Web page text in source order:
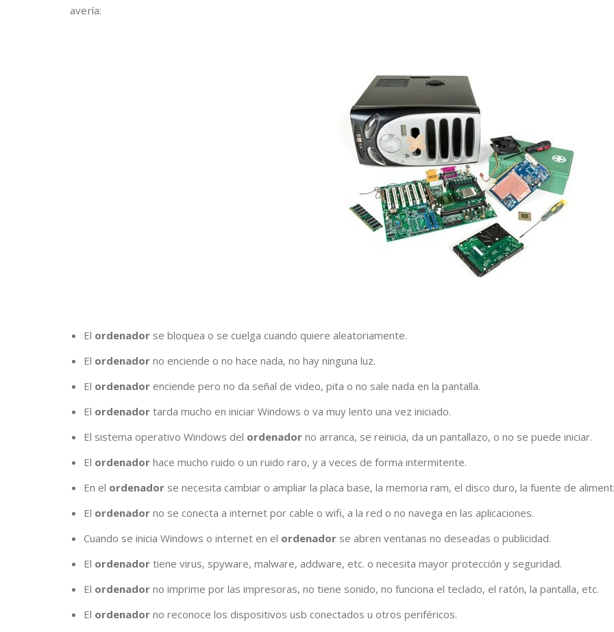
avería:
El ordenador se bloquea o se cuelga cuando quiere aleatoriamente.
El ordenador no enciende o no hace nada, no hay ninguna luz.
El ordenador enciende pero no da señal de video, pita o no sale nada en la pantalla.
El ordenador tarda mucho en iniciar Windows o va muy lento una vez iniciado.
El sistema operativo Windows del ordenador no arranca, se reinicia, da un pantallazo, o no se puede iniciar.
El ordenador hace mucho ruido o un ruido raro, y a veces de forma intermitente.
En el ordenador se necesita cambiar o ampliar la placa base, la memoria ram, el disco duro, la fuente de
El ordenador no se conecta a internet por cable o wifi, a la red o no navega en las aplicaciones.
Cuando se inicia Windows o internet en el ordenador se abren ventanas no deseadas o publicidad.
El ordenador tiene virus, spyware, malware, addware, etc. o necesita mayor protección y seguridad.
El ordenador no imprime por las impresoras, no tiene sonido, no funciona el teclado, el ratón, la pantalla, etc.
El ordenador no reconoce los dispositivos usb conectados u otros periféricos.